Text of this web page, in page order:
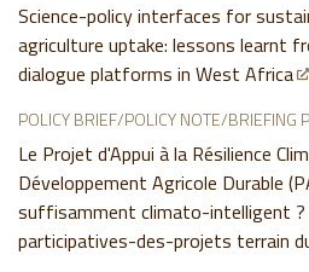
Science-policy interfaces for
agriculture uptake: lessons learnt
dialogue platforms in West Africa
POLICY BRIEF/POLICY NOTE/BRIEFING
Le Projet d'Appui à la Résilience
Développement Agricole Durable
suffisamment climato-intelligent
participatives-des-projets terrain